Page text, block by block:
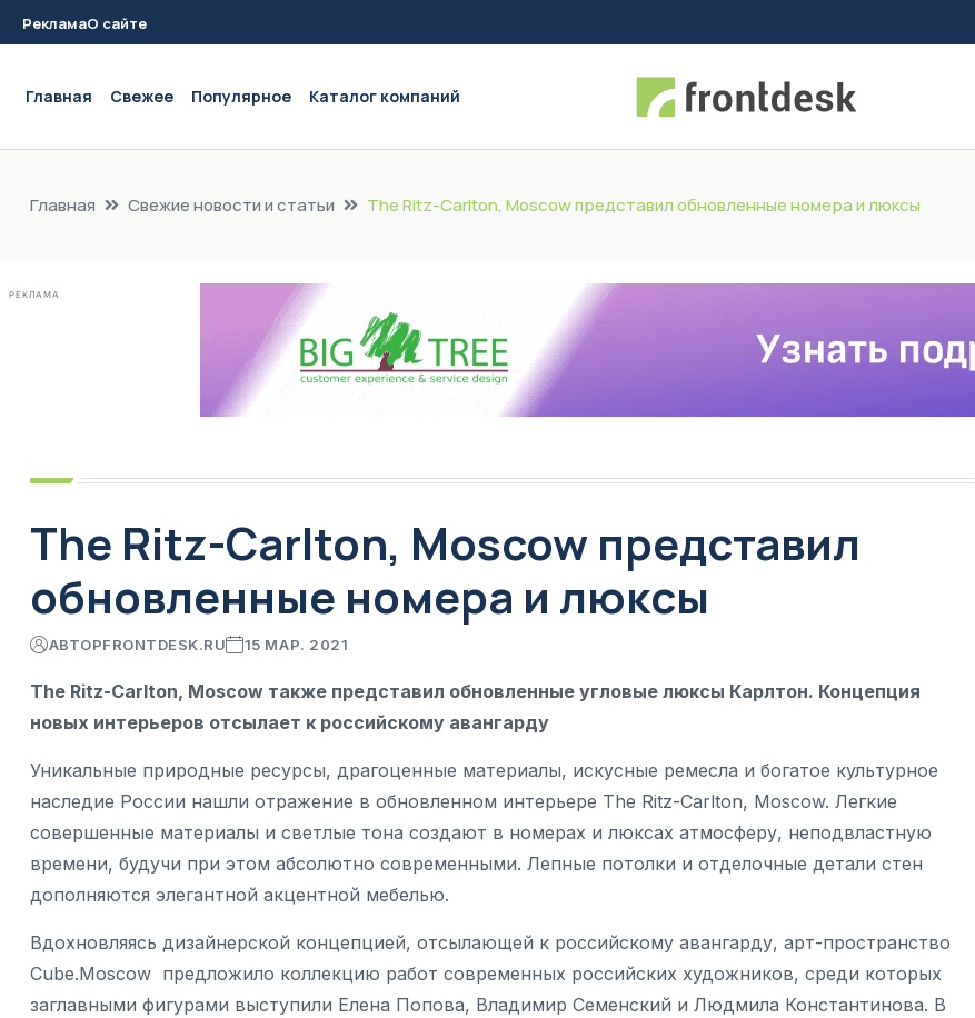
РекламаО сайте
Главная Свежее Популярное Каталог компаний
Главная Свежие новости и статьи The Ritz-Carlton, Moscow представил обновленные номера и люксы
РЕКЛАМА
The Ritz-Carlton, Moscow представил
обновленные номера и люксы
АВТОРFRONTDESK.RU 15 МАР. 2021
The Ritz-Carlton, Moscow также представил обновленные угловые люксы Карлтон. Концепция
новых интерьеров отсылает к российскому авангарду
Уникальные природные ресурсы, драгоценные материалы, искусные ремесла и богатое культурное
наследие России нашли отражение в обновленном интерьере The Ritz-Carlton, Moscow. Легкие
совершенные материалы и светлые тона создают в номерах и люксах атмосферу, неподвластную
времени, будучи при этом абсолютно современными. Лепные потолки и отделочные детали стен
дополняются элегантной акцентной мебелью.
Вдохновляясь дизайнерской концепцией, отсылающей к российскому авангарду, арт-пространство
Cube.Moscow предложило коллекцию работ современных российских художников, среди которых
заглавными фигурами выступили Елена Попова, Владимир Семенский и Людмила Константинова. В